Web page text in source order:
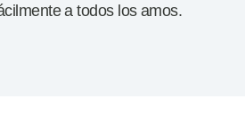
a todos los amos.